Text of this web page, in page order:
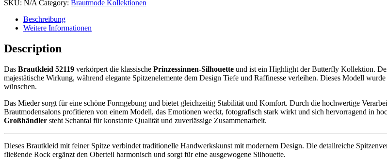
SKU: N/A Category: Brautmode Kollektionen
Beschreibung
Weitere Informationen
Description
Das Brautkleid 52119 verkörpert die klassische Prinzessinnen-Silhouette und ist ein Highlight der Butterfly Kollektion.
majestätische Wirkung, während elegante Spitzenelemente dem Design Tiefe und Raffinesse verleihen. Dieses Modell
wünschen.
Das Mieder sorgt für eine schöne Formgebung und bietet gleichzeitig Stabilität und Komfort. Durch die hochwertige
Brautmodensalons profitieren von einem Modell, das Emotionen weckt, fotografisch stark wirkt und sich hervorragend in
Großhändler steht Schantal für konstante Qualität und zuverlässige Zusammenarbeit.
Dieses Brautkleid mit feiner Spitze verbindet traditionelle Handwerkskunst mit modernem Design. Die detailreiche
fließende Rock ergänzt den Oberteil harmonisch und sorgt für eine ausgewogene Silhouette.